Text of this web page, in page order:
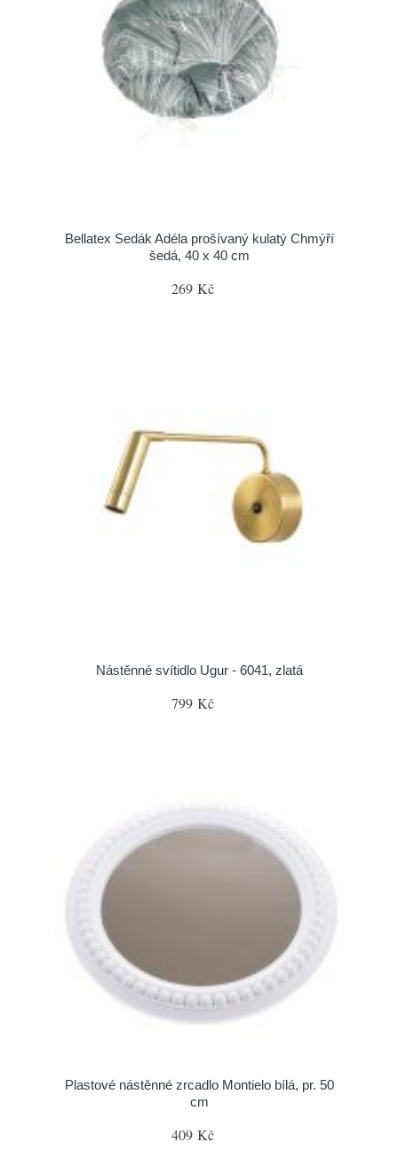
Bellatex Sedák Adéla prošívaný kulatý Chmýří
šedá, 40 x 40 cm
269 Kč
Nástěnné svítidlo Ugur - 6041, zlatá
799 Kč
Plastové nástěnné zrcadlo Montielo bílá, pr. 50
cm
409 Kč